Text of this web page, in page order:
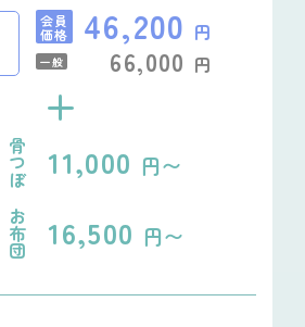
会員
価格 46,200 円
一般 66,000 円
+
骨
つ
ぼ 11,000 円〜
お
布
団 16,500 円〜